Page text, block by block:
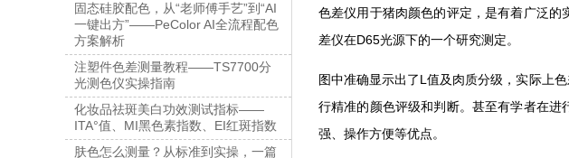
固态硅胶配色，从“老师傅手艺”到“AI
一键出方”——PeColor AI全流程配色
方案解析
注塑件色差测量教程——TS7700分
光测色仪实操指南
化妆品祛斑美白功效测试指标——
ITA°值、MI黑色素指数、EI红斑指数
肤色怎么测量？从标准到实操，一篇
色差仪用于猪肉颜色的评定，是有着广泛
差仪在D65光源下的一个研究测定。
图中准确显示出了L值及肉质分级，实际上
行精准的颜色评级和判断。甚至有学者在
强、操作方便等优点。